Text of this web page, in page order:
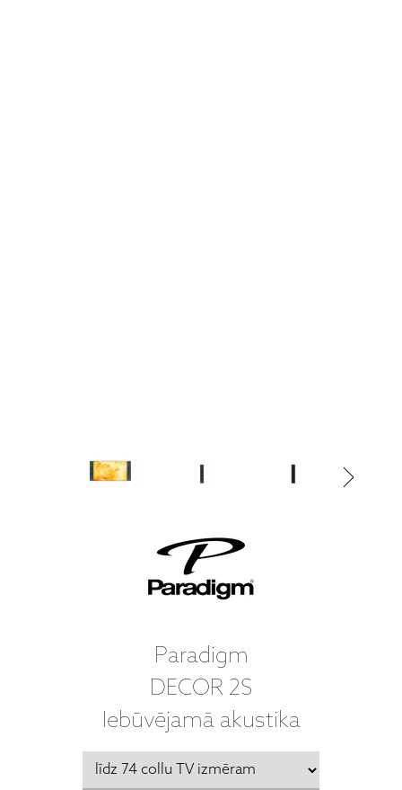
Paradigm
DECOR 2S
Iebūvējamā akustika